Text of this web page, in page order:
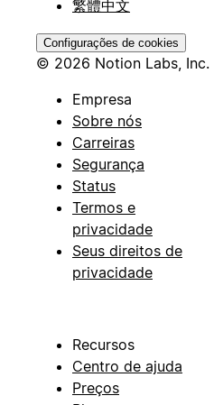
繁體中文
Configurações de cookies
© 2026 Notion Labs, Inc.
Empresa
Sobre nós
Carreiras
Segurança
Status
Termos e
privacidade
Seus direitos de
privacidade
Recursos
Centro de ajuda
Preços